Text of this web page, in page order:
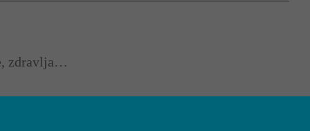
zdravlja…